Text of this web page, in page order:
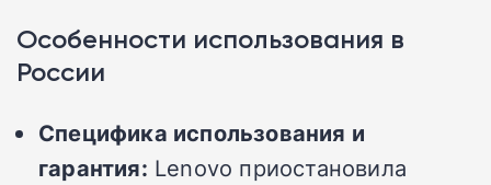
Особенности использования в
России
Специфика использования и
гарантия: Lenovo приостановила